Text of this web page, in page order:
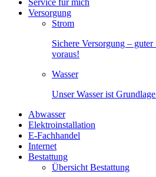
Service für mich
Versorgung
Strom
Sichere Versorgung –
voraus!
Wasser
Unser Wasser ist
Abwasser
Elektroinstallation
E-Fachhandel
Internet
Bestattung
Übersicht Bestattung